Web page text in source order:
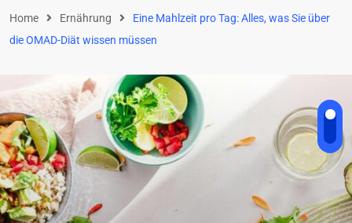
Home Ernährung
Eine Mahlzeit pro Tag: Alles, was Sie über
die OMAD-Diät wissen müssen